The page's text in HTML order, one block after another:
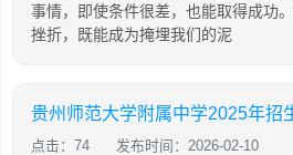
事情，即使条件很差，也能取得成功
挫折，既能成为掩埋我们的泥
贵州师范大学附属中学2025年招
点击：74 发布时间：2026-02-10